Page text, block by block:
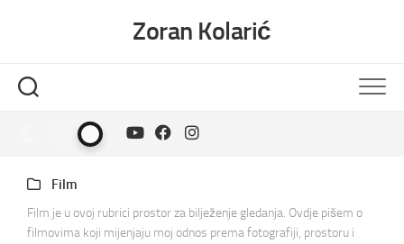
Zoran Kolarić
Film
Film je u ovoj rubrici prostor za bilježenje gledanja. Ovdje pišem o
filmovima koji mijenjaju moj odnos prema fotografiji, prostoru i